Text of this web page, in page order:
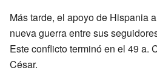
Más tarde, el apoyo de Hispania
nueva guerra entre sus
Este conflicto terminó en el 49 a.
César.